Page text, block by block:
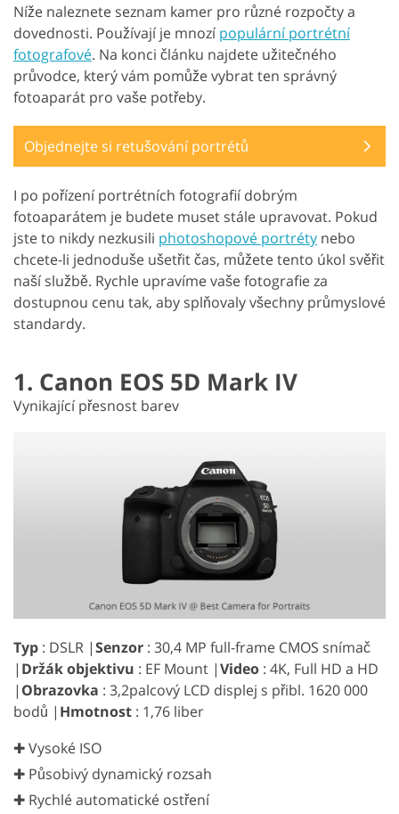
Níže naleznete seznam kamer pro různé rozpočty a
dovednosti. Používají je mnozí populární portrétní
fotografové. Na konci článku najdete užitečného
průvodce, který vám pomůže vybrat ten správný
fotoaparát pro vaše potřeby.
Objednejte si retušování portrétů
I po pořízení portrétních fotografií dobrým
fotoaparátem je budete muset stále upravovat. Pokud
jste to nikdy nezkusili photoshopové portréty nebo
chcete-li jednoduše ušetřit čas, můžete tento úkol svěřit
naší službě. Rychle upravíme vaše fotografie za
dostupnou cenu tak, aby splňovaly všechny průmyslové
standardy.
1. Canon EOS 5D Mark IV
Vynikající přesnost barev
Typ : DSLR |Senzor : 30,4 MP full-frame CMOS snímač
| Držák objektivu : EF Mount |Video : 4K, Full HD a HD
| Obrazovka : 3,2palcový LCD displej s přibl. 1620 000
bodů | Hmotnost : 1,76 liber
✚ Vysoké ISO
✚ Působivý dynamický rozsah
✚ Rychlé automatické ostření